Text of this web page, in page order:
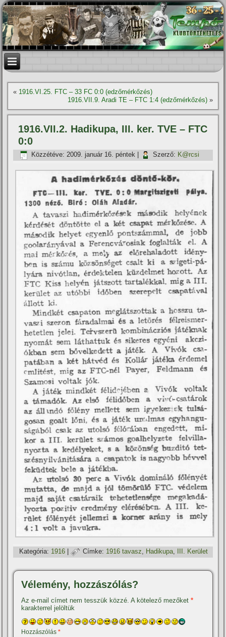
« 1916.VI.25. FTC – 33 FC 0:0 (edzőmérkőzés)
1916.VII.9. Aradi TE – FTC 1:4 (edzőmérkőzés)»
1916.VII.2. Hadikupa, III. ker. TVE – FTC
0:0
Közzétéve: 2009. január 16. péntek Szerző: K@rcsi
Kategória: 1916 | Címke: 1916 tavasz, Hadikupa, III. Kerület
Vélemény, hozzászólás?
Az e-mail címet nem tesszük közzé. A kötelező mezőket*
karakterrel jelöltük
Hozzászólás*